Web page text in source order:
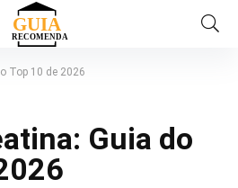
Top 10 de 2026
Guia do